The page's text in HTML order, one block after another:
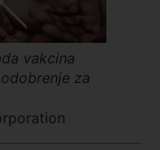
vakcina
za